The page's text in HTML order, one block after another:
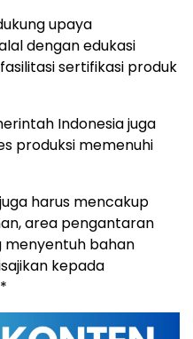
upaya
dengan edukasi
sertifikasi produk
Indonesia juga
produksi memenuhi
harus mencakup
area pengantaran
menyentuh bahan
kepada